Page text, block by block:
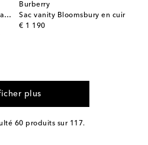
Bikini Burberry Check à carreaux
Burberry
Sac vanity Bloomsbury en cuir
€ 1 190
original price
plus
60 produits sur 117.